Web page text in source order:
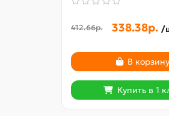
412.66р. 338.38р. /
В корзину
Купить в 1